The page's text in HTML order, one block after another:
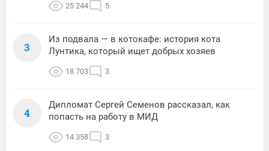
25 244 5
3
Из подвала — в котокафе: история кота
Лунтика, который ищет добрых хозяев
18 703 3
4
Дипломат Сергей Семенов рассказал, как
попасть на работу в МИД
14 358 3